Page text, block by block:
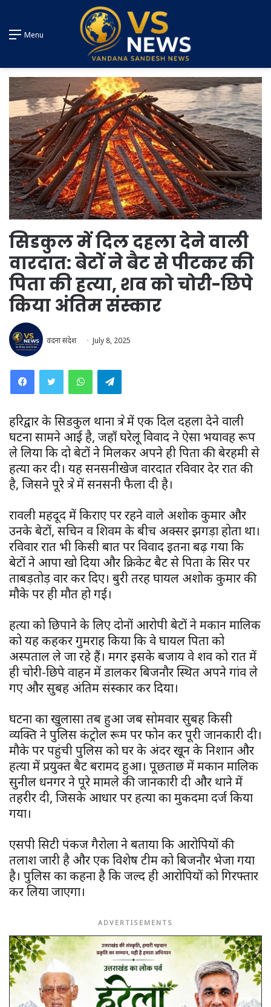
Menu
सिडकुल में दिल दहला देने वाली
वारदात: बेटों ने बैट से पीटकर की
पिता की हत्या, शव को चोरी-छिपे
किया अंतिम संस्कार
वंदना संदेश July 8, 2025
WhatsAppTelegram
हरिद्वार के सिडकुल थाना क्षेत्र में एक दिल दहला देने वाली
घटना सामने आई है, जहाँ घरेलू विवाद ने ऐसा भयावह रूप
ले लिया कि दो बेटों ने मिलकर अपने ही पिता की बेरहमी से
हत्या कर दी। यह सनसनीखेज वारदात रविवार देर रात की
है, जिसने पूरे क्षेत्र में सनसनी फैला दी है।
रावली महदूद में किराए पर रहने वाले अशोक कुमार और
उनके बेटों, सचिन व शिवम के बीच अक्सर झगड़ा होता था।
रविवार रात भी किसी बात पर विवाद इतना बढ़ गया कि
बेटों ने आपा खो दिया और क्रिकेट बैट से पिता के सिर पर
ताबड़तोड़ वार कर दिए। बुरी तरह घायल अशोक कुमार की
मौके पर ही मौत हो गई।
हत्या को छिपाने के लिए दोनों आरोपी बेटों ने मकान मालिक
को यह कहकर गुमराह किया कि वे घायल पिता को
अस्पताल ले जा रहे हैं। मगर इसके बजाय वे शव को रात में
ही चोरी-छिपे वाहन में डालकर बिजनौर स्थित अपने गांव ले
गए और सुबह अंतिम संस्कार कर दिया।
घटना का खुलासा तब हुआ जब सोमवार सुबह किसी
व्यक्ति ने पुलिस कंट्रोल रूम पर फोन कर पूरी जानकारी दी।
मौके पर पहुंची पुलिस को घर के अंदर खून के निशान और
हत्या में प्रयुक्त बैट बरामद हुआ। पूछताछ में मकान मालिक
सुनील धनगर ने पूरे मामले की जानकारी दी और थाने में
तहरीर दी, जिसके आधार पर हत्या का मुकदमा दर्ज किया
गया।
एसपी सिटी पंकज गैरोला ने बताया कि आरोपियों की
तलाश जारी है और एक विशेष टीम को बिजनौर भेजा गया
है। पुलिस का कहना है कि जल्द ही आरोपियों को गिरफ्तार
कर लिया जाएगा।
ADVERTISEMENTS